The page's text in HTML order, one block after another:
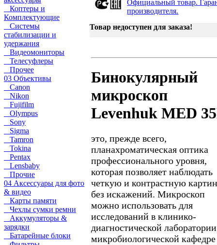
Коптеры и
Комплектующие
Системы
стабилизации и
удержания
Видеомониторы
Телесуфлеры
Прочее
03 Объективы
Canon
Nikon
Fujifilm
Olympus
Sony
Sigma
Tamron
Tokina
Pentax
Lensbaby
Прочие
04 Аксессуары для фото
& видео
Карты памяти
Чехлы сумки ремни
Аккумуляторы &
зарядки
Батарейные блоки
Официальный товар.
производителя.
Товар недоступен для заказа!
Бинокулярный
микроскоп
Levenhuk MED
это, прежде всего,
планахроматическая оптика
профессионального уровня,
которая позволяет наблюдать
четкую и контрастную
без искажений. Микроскоп
можно использовать для
исследований в клинико-
диагностической
микробиологической кафедре